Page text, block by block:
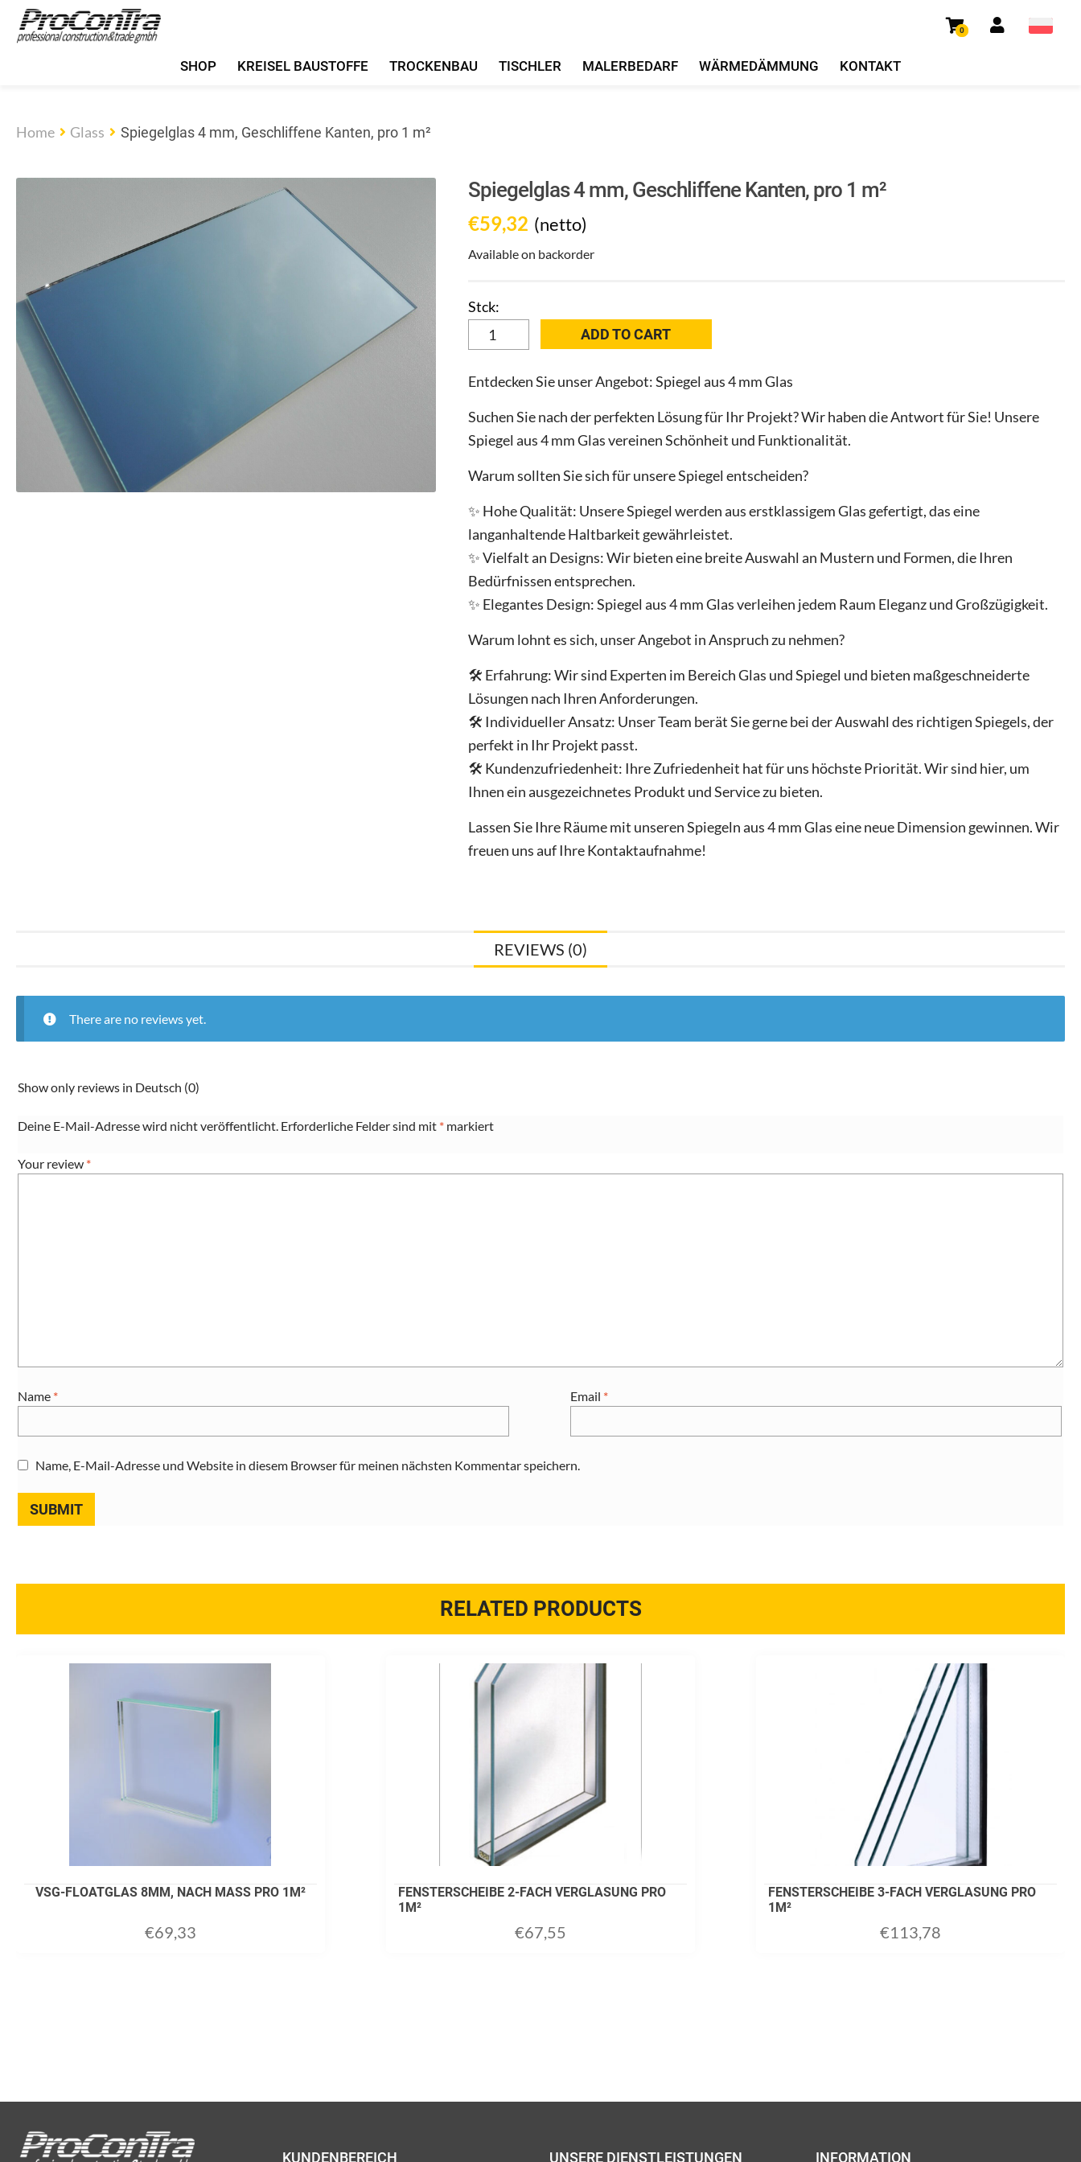
0
SHOP KREISEL BAUSTOFFE TROCKENBAU TISCHLER MALERBEDARF WÄRMEDÄMMUNG KONTAKT
Home Glass Spiegelglas 4 mm, Geschliffene Kanten, pro 1 m²
Spiegelglas 4 mm, Geschliffene Kanten, pro 1 m²
€59,32 (netto)
Available on backorder
Spiegelglas
4
Geschliffene
Kanten,
1
m²
ADD TO CART
Entdecken Sie unser Angebot: Spiegel aus 4 mm Glas
Suchen Sie nach der perfekten Lösung für Ihr Projekt? Wir haben die Antwort für Sie! Unsere
Spiegel aus 4 mm Glas vereinen Schönheit und Funktionalität.
Warum sollten Sie sich für unsere Spiegel entscheiden?
✨ Hohe Qualität: Unsere Spiegel werden aus erstklassigem Glas gefertigt, das eine
langanhaltende Haltbarkeit gewährleistet.
✨ Vielfalt an Designs: Wir bieten eine breite Auswahl an Mustern und Formen, die Ihren
Bedürfnissen entsprechen.
✨ Elegantes Design: Spiegel aus 4 mm Glas verleihen jedem Raum Eleganz und Großzügigkeit.
Warum lohnt es sich, unser Angebot in Anspruch zu nehmen?
🛠️ Erfahrung: Wir sind Experten im Bereich Glas und Spiegel und bieten maßgeschneiderte
Lösungen nach Ihren Anforderungen.
🛠️ Individueller Ansatz: Unser Team berät Sie gerne bei der Auswahl des richtigen Spiegels, der
perfekt in Ihr Projekt passt.
🛠️ Kundenzufriedenheit: Ihre Zufriedenheit hat für uns höchste Priorität. Wir sind hier, um
Ihnen ein ausgezeichnetes Produkt und Service zu bieten.
Lassen Sie Ihre Räume mit unseren Spiegeln aus 4 mm Glas eine neue Dimension gewinnen. Wir
freuen uns auf Ihre Kontaktaufnahme!
REVIEWS (0)
There are no reviews yet.
Show only reviews in Deutsch (0)
Deine E-Mail-Adresse wird nicht veröffentlicht. Erforderliche Felder sind mit * markiert
Your review *
Name * Email *
Name, E-Mail-Adresse und Website in diesem Browser für meinen nächsten Kommentar speichern.
RELATED PRODUCTS
VSG-FLOATGLAS 8MM, NACH MASS PRO 1M²
€69,33
FENSTERSCHEIBE 2-FACH VERGLASUNG PRO
1M²
€67,55
ADD TO CART
FENSTERSCHEIBE 3-FACH VERGLASUNG PRO
1M²
€113,78
ADD TO CART
KUNDENBEREICH UNSERE DIENSTLEISTUNGEN INFORMATION